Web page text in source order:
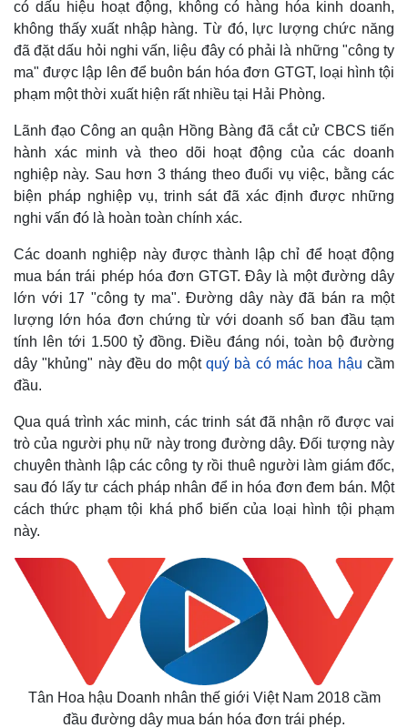
Multimedia
có dấu hiệu hoạt động, không có hàng hóa kinh doanh,
không thấy xuất nhập hàng. Từ đó, lực lượng chức năng
đã đặt dấu hỏi nghi vấn, liệu đây có phải là những "công ty
ma" được lập lên để buôn bán hóa đơn GTGT, loại hình tội
phạm một thời xuất hiện rất nhiều tại Hải Phòng.
Lãnh đạo Công an quận Hồng Bàng đã cắt cử CBCS tiến
hành xác minh và theo dõi hoạt động của các doanh
nghiệp này. Sau hơn 3 tháng theo đuổi vụ việc, bằng các
biện pháp nghiệp vụ, trinh sát đã xác định được những
nghi vấn đó là hoàn toàn chính xác.
Các doanh nghiệp này được thành lập chỉ để hoạt động
mua bán trái phép hóa đơn GTGT. Đây là một đường dây
lớn với 17 "công ty ma". Đường dây này đã bán ra một
lượng lớn hóa đơn chứng từ với doanh số ban đầu tạm
tính lên tới 1.500 tỷ đồng. Điều đáng nói, toàn bộ đường
dây "khủng" này đều do một quý bà có mác hoa hậu cầm
đầu.
Qua quá trình xác minh, các trinh sát đã nhận rõ được vai
trò của người phụ nữ này trong đường dây. Đối tượng này
chuyên thành lập các công ty rồi thuê người làm giám đốc,
sau đó lấy tư cách pháp nhân để in hóa đơn đem bán. Một
cách thức phạm tội khá phổ biến của loại hình tội phạm
này.
Tân Hoa hậu Doanh nhân thế giới Việt Nam 2018 cầm
đầu đường dây mua bán hóa đơn trái phép.